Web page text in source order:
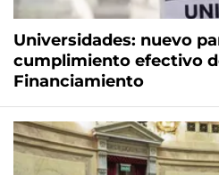
Universidades: nuevo
cumplimiento efectivo
Financiamiento